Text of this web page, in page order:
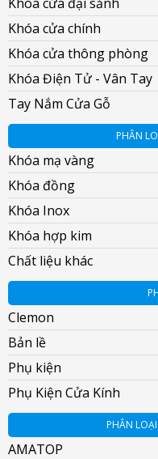
Khóa cửa chính
Khóa cửa thông phòng
Khóa Điện Tử - Vân Tay
Tay Nắm Cửa Gỗ
PHÂN
Khóa mạ vàng
Khóa đồng
Khóa Inox
Khóa hợp kim
Chất liệu khác
Clemon
Bản lề
Phụ kiện
Phụ Kiện Cửa Kính
PHÂN
AMATOP